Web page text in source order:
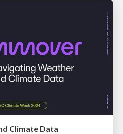
Climate Data